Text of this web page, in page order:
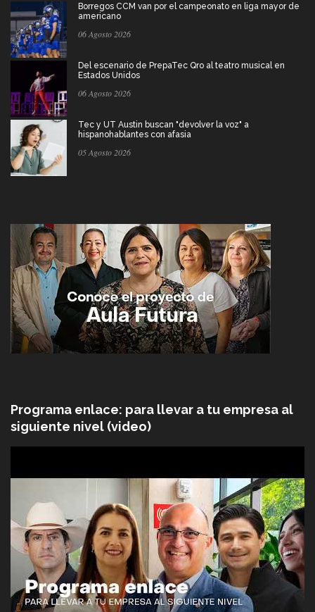
Borregos CCM van por el campeonato en liga mayor de
americano
06 Agosto 2026
Del escenario de PrepaTec Qro al teatro musical en
Estados Unidos
06 Agosto 2026
Tec y UT Austin buscan "devolver la voz" a
hispanohablantes con afasia
05 Agosto 2026
Programa enlace: para llevar a tu empresa al
siguiente nivel (video)